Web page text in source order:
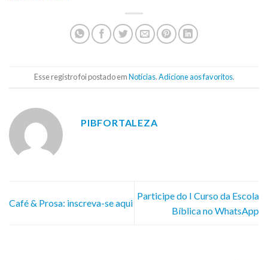
Esse registro foi postado emNotícias.Adicione aos favoritos.
PIBFORTALEZA
Café & Prosa: inscreva-se aqui
Participe do I Curso da Escola
Bíblica no WhatsApp